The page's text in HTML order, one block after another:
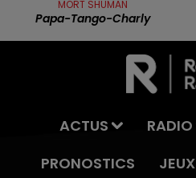
MORT SHUMAN
Papa-Tango-Charly
ACTUS RADIO
PRONOSTICS
JEUX